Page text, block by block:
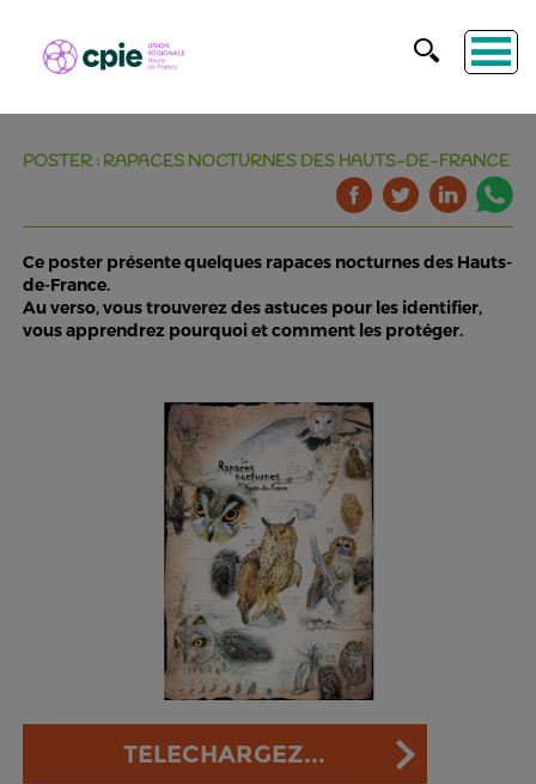
POSTER : RAPACES NOCTURNES DES HAUTS-DE-FRANCE
Ce poster présente quelques rapaces nocturnes des Hauts-
de-France.
Au verso, vous trouverez des astuces pour les identifier,
vous apprendrez pourquoi et comment les protéger.
TELECHARGEZ...